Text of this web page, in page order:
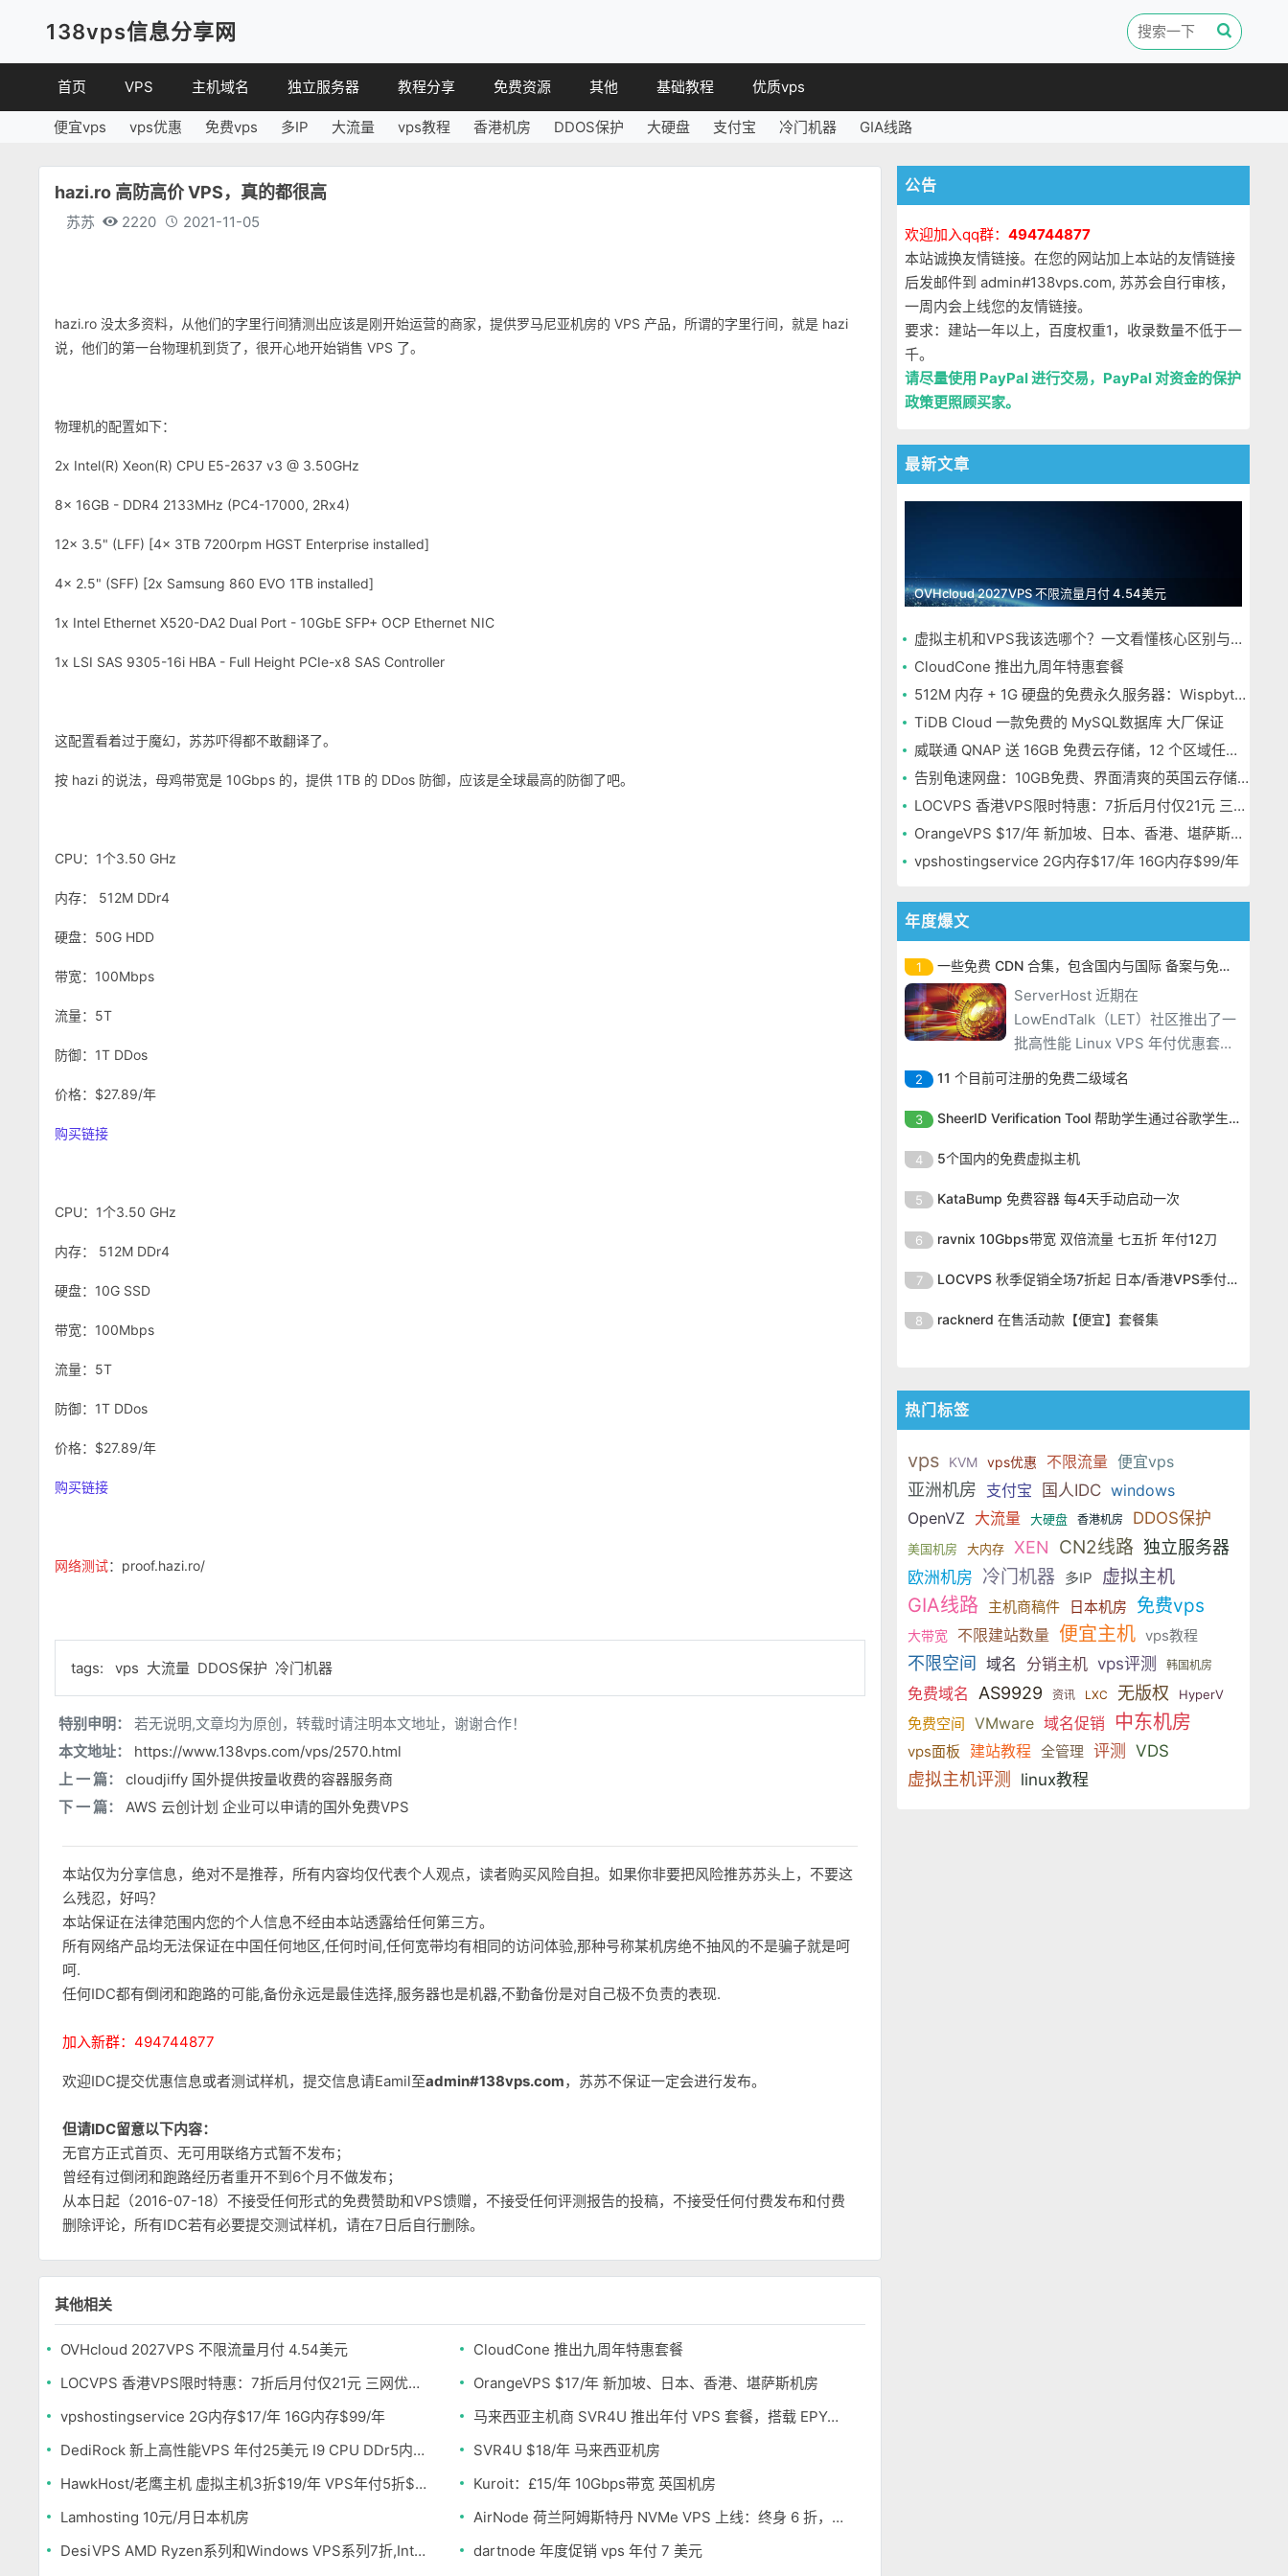
138vps信息分享网
首页 VPS
VPS优惠
VPS评测
主机域名
域名
独立服务器 教程分享
VPS教程
免费资源
免费空间
其他
简讯
基础教程 优质vps
便宜vps vps优惠 免费vps 多IP 大流量 vps教程 香港机房 DDOS保护 大硬盘 支付宝 冷门机器 GIA线路
hazi.ro 高防高价 VPS，真的都很高
苏苏 2220 2021-11-05
hazi.ro 没太多资料，从他们的字里行间猜测出应该是刚开始运营的商家，提供罗马尼亚机房的 VPS 产品，所谓的字里行间，就是 hazi
说，他们的第一台物理机到货了，很开心地开始销售 VPS 了。
物理机的配置如下：
2x Intel(R) Xeon(R) CPU E5-2637 v3 @ 3.50GHz
8x 16GB - DDR4 2133MHz (PC4-17000, 2Rx4)
12x 3.5" (LFF) [4x 3TB 7200rpm HGST Enterprise installed]
4x 2.5" (SFF) [2x Samsung 860 EVO 1TB installed]
1x Intel Ethernet X520-DA2 Dual Port - 10GbE SFP+ OCP Ethernet NIC
1x LSI SAS 9305-16i HBA - Full Height PCIe-x8 SAS Controller
这配置看着过于魔幻，苏苏吓得都不敢翻译了。
按 hazi 的说法，母鸡带宽是 10Gbps 的，提供 1TB 的 DDos 防御，应该是全球最高的防御了吧。
CPU：1个3.50 GHz
内存： 512M DDr4
硬盘：50G HDD
带宽：100Mbps
流量：5T
防御：1T DDos
价格：$27.89/年
购买链接
CPU：1个3.50 GHz
内存： 512M DDr4
硬盘：10G SSD
带宽：100Mbps
流量：5T
防御：1T DDos
价格：$27.89/年
购买链接
网络测试：proof.hazi.ro/
tags: vps 大流量 DDOS保护 冷门机器
特别申明：
若无说明,文章均为原创，转载时请注明本文地址，谢谢合作！
本文地址：
https://www.138vps.com/vps/2570.html
上 一 篇：
cloudjiffy 国外提供按量收费的容器服务商
下 一 篇：
AWS 云创计划 企业可以申请的国外免费VPS
本站仅为分享信息，绝对不是推荐，所有内容均仅代表个人观点，读者购买风险自担。如果你非要把风险推苏苏头上，不要这
么残忍，好吗？
本站保证在法律范围内您的个人信息不经由本站透露给任何第三方。
所有网络产品均无法保证在中国任何地区,任何时间,任何宽带均有相同的访问体验,那种号称某机房绝不抽风的不是骗子就是呵
呵.
任何IDC都有倒闭和跑路的可能,备份永远是最佳选择,服务器也是机器,不勤备份是对自己极不负责的表现.
加入新群：494744877
欢迎IDC提交优惠信息或者测试样机，提交信息请Eamil至admin#138vps.com，苏苏不保证一定会进行发布。
但请IDC留意以下内容：
无官方正式首页、无可用联络方式暂不发布；
曾经有过倒闭和跑路经历者重开不到6个月不做发布；
从本日起（2016-07-18）不接受任何形式的免费赞助和VPS馈赠，不接受任何评测报告的投稿，不接受任何付费发布和付费
删除评论，所有IDC若有必要提交测试样机，请在7日后自行删除。
其他相关
OVHcloud 2027VPS 不限流量月付 4.54美元
CloudCone 推出九周年特惠套餐
LOCVPS 香港VPS限时特惠：7折后月付仅21元 三网优化BGP线路 可选原生IP
OrangeVPS $17/年 新加坡、日本、香港、堪萨斯机房
vpshostingservice 2G内存$17/年 16G内存$99/年
马来西亚主机商 SVR4U 推出年付 VPS 套餐，搭载 EPYC/至强铂金，支持支付宝
DediRock 新上高性能VPS 年付25美元 I9 CPU DDr5内存 纽约机房
SVR4U $18/年 马来西亚机房
HawkHost/老鹰主机 虚拟主机3折$19/年 VPS年付5折$25/年
Kuroit：£15/年 10Gbps带宽 英国机房
Lamhosting 10元/月日本机房
AirNode 荷兰阿姆斯特丹 NVMe VPS 上线：终身 6 折，€1.99/月起，2.5Tbit/s DDoS 防护
DesiVPS AMD Ryzen系列和Windows VPS系列7折,Intel系列年付11.6美元
dartnode 年度促销 vps 年付 7 美元
公告
欢迎加入qq群： 494744877
本站诚换友情链接。在您的网站加上本站的友情链接
后发邮件到 admin#138vps.com, 苏苏会自行审核，
一周内会上线您的友情链接。
要求：建站一年以上，百度权重1，收录数量不低于一
千。
请尽量使用 PayPal 进行交易，PayPal 对资金的保护
政策更照顾买家。
最新文章
OVHcloud 2027VPS 不限流量月付 4.54美元
虚拟主机和VPS我该选哪个？一文看懂核心区别与选择指南
CloudCone 推出九周年特惠套餐
512M 内存 + 1G 硬盘的免费永久服务器：Wispbyte 上手
TiDB Cloud 一款免费的 MySQL数据库 大厂保证
威联通 QNAP 送 16GB 免费云存储，12 个区域任选，邮箱注册即可
告别龟速网盘：10GB免费、界面清爽的英国云存储Icedrive体验
LOCVPS 香港VPS限时特惠：7折后月付仅21元 三网优化BGP线路 可选原生IP
OrangeVPS $17/年 新加坡、日本、香港、堪萨斯机房
vpshostingservice 2G内存$17/年 16G内存$99/年
年度爆文
1 一些免费 CDN 合集，包含国内与国际 备案与免备案
ServerHost 近期在
LowEndTalk（LET）社区推出了一
批高性能 Linux VPS 年付优惠套
餐，使用优惠码后 2GB 内存配置低
至 $16.99/年，16GB 大内存套餐也
仅需 $99.99/年，性价比非常突
KVM 虚拟化架构，搭配
2 11 个目前可注册的免费二级域名
ServerHost 近期在
LowEndTalk（LET）社区推出了一
批高性能 Linux VPS 年付优惠套
至 $16.99/年，16GB 大内存套餐也
出。ServerHost 的 VPS 全部采用
KVM 虚拟化架构，搭配
3 SheerID Verification Tool 帮助学生通过谷歌学生计划免费获得 Gemini Advanced
ServerHost 近期在
LowEndTalk（LET）社区推出了一
批高性能 Linux VPS 年付优惠套
至 $16.99/年，16GB 大内存套餐也
出。ServerHost 的 VPS 全部采用
KVM 虚拟化架构，搭配
4 5个国内的免费虚拟主机
ServerHost 近期在
LowEndTalk（LET）社区推出了一
批高性能 Linux VPS 年付优惠套
至 $16.99/年，16GB 大内存套餐也
出。ServerHost 的 VPS 全部采用
5 KataBump 免费容器 每4天手动启动一次
ServerHost 近期在
LowEndTalk（LET）社区推出了一
批高性能 Linux VPS 年付优惠套
至 $16.99/年，16GB 大内存套餐也
KVM 虚拟化架构，搭配
6 ravnix 10Gbps带宽 双倍流量 七五折 年付12刀
ServerHost 近期在
LowEndTalk（LET）社区推出了一
批高性能 Linux VPS 年付优惠套
仅需 $99.99/年，性价比非常突
KVM 虚拟化架构，搭配
7 LOCVPS 秋季促销全场7折起 日本/香港VPS季付63元
ServerHost 近期在
LowEndTalk（LET）社区推出了一
仅需 $99.99/年，性价比非常突
出。ServerHost 的 VPS 全部采用
KVM 虚拟化架构，搭配
8 racknerd 在售活动款【便宜】套餐集
批高性能 Linux VPS 年付优惠套
仅需 $99.99/年，性价比非常突
出。ServerHost 的 VPS 全部采用
KVM 虚拟化架构，搭配
热门标签
vps KVM vps优惠 不限流量 便宜vps
亚洲机房 支付宝 国人IDC windows
OpenVZ 大流量 大硬盘 香港机房 DDOS保护
美国机房 大内存 XEN CN2线路 独立服务器
欧洲机房 冷门机器 多IP 虚拟主机
GIA线路 主机商稿件 日本机房 免费vps
大带宽 不限建站数量 便宜主机 vps教程
不限空间 域名 分销主机 vps评测 韩国机房
免费域名 AS9929 资讯 LXC 无版权 HyperV
免费空间 VMware 域名促销 中东机房
vps面板 建站教程 全管理 评测 VDS
虚拟主机评测 linux教程